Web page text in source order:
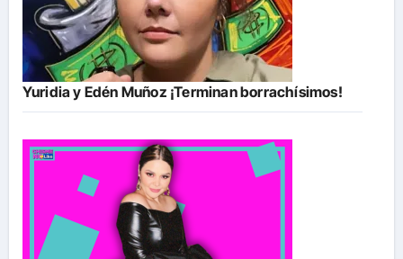
Yuridia y Edén Muñoz ¡Terminan borrachísimos!